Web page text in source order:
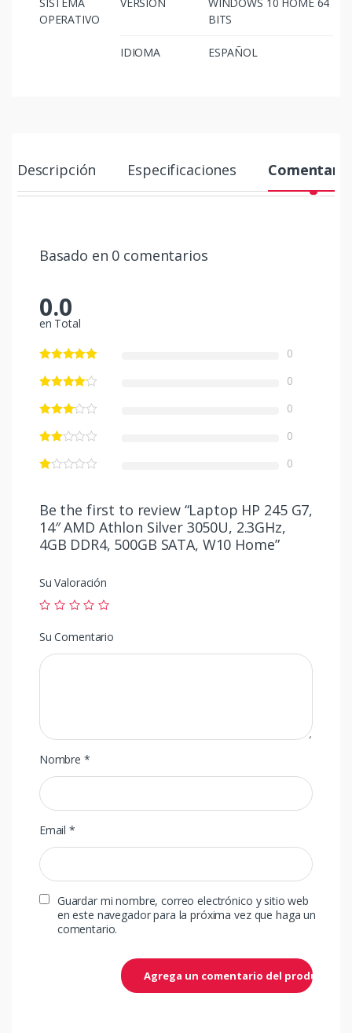
OPERATIVO
BITS
IDIOMA ESPAÑOL
Descripción Especificaciones
Basado en 0 comentarios
0.0
en Total
0
0
0
0
0
Be the first to review “Laptop HP 245 G7,
14″ AMD Athlon Silver 3050U, 2.3GHz,
4GB DDR4, 500GB SATA, W10 Home”
Su Valoración
Su Comentario
Nombre *
Email *
Guardar mi nombre, correo electrónico y sitio web
en este navegador para la próxima vez que haga un
comentario.